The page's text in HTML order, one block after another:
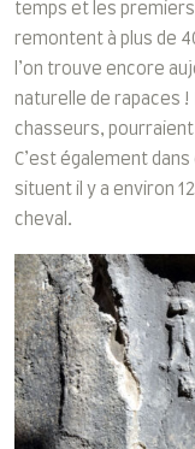
temps et les
remontent à plus de
l’on trouve encore
naturelle de rapaces
chasseurs,
C’est également
situent il y a environ
cheval.